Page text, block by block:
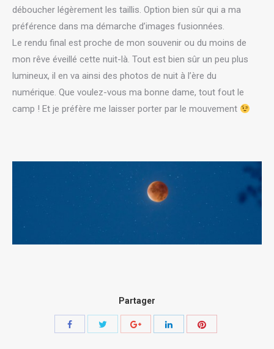
déboucher légèrement les taillis. Option bien sûr qui a ma
préférence dans ma démarche d’images fusionnées.
Le rendu final est proche de mon souvenir ou du moins de
mon rêve éveillé cette nuit-là. Tout est bien sûr un peu plus
lumineux, il en va ainsi des photos de nuit à l’ère du
numérique. Que voulez-vous ma bonne dame, tout fout le
camp ! Et je préfère me laisser porter par le mouvement
Partager
Share Share Share
Share